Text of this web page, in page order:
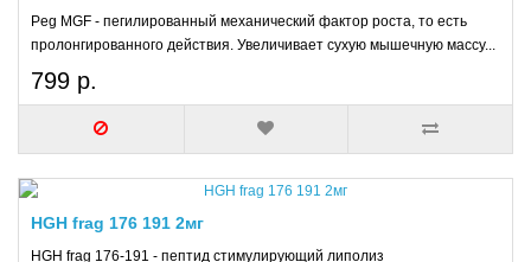
Peg MGF - пегилированный механический фактор роста, то есть
пролонгированного действия. Увеличивает сухую мышечную массу...
799 р.
HGH frag 176 191 2мг
HGH frag 176-191 - пептид стимулирующий липолиз